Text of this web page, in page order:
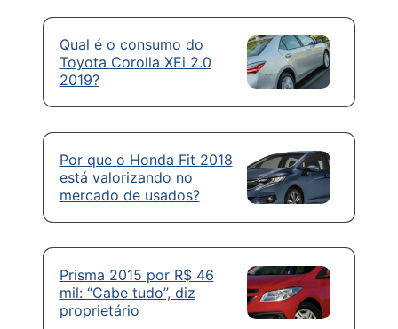
Qual é o consumo do
Toyota Corolla XEi 2.0
2019?
Por que o Honda Fit 2018
está valorizando no
mercado de usados?
Prisma 2015 por R$ 46
mil: “Cabe tudo”, diz
proprietário